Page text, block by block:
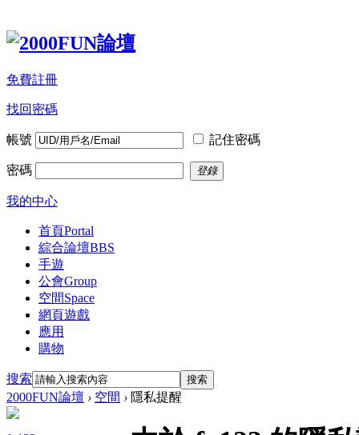
免費註冊
找回密碼
帳號 記住密碼
密碼 登錄
我的中心
首頁Portal
綜合論壇BBS
手遊
公會Group
空間Space
網頁遊戲
應用
購物
搜索 搜索
2000FUN論壇 › 空間 › 隱私提醒